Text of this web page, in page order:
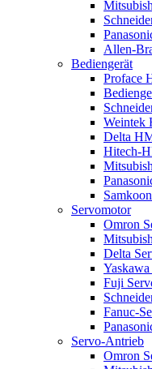
Allen-
Bediengerät
Proface
Weintek
Delta
Hitech-
Servomotor
Omron
Delta
Fuji
Fanuc-
Servo-Antrieb
Omron